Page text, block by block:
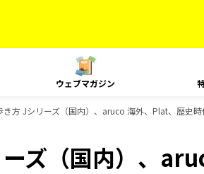
ウェブマガジン
き方 Jシリーズ（国内）、aruco 海外、Plat、歴史
ズ（国内）、